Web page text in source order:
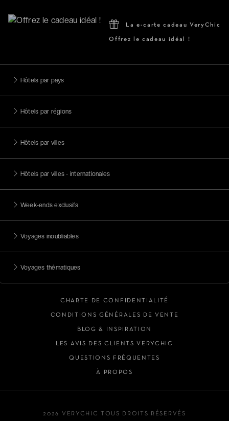
La e-carte cadeau VeryChic
Offrez le cadeau idéal !
Hôtels par pays
Hôtels par régions
Hôtels par villes
Hôtels par villes - internationales
Week-ends exclusifs
Voyages inoubliables
Voyages thématiques
CHARTE DE CONFIDENTIALITÉ
CONDITIONS GÉNÉRALES DE VENTE
BLOG & INSPIRATION
LES AVIS DES CLIENTS VERYCHIC
QUESTIONS FRÉQUENTES
À PROPOS
2026 VERYCHIC TOUS DROITS RÉSERVÉS